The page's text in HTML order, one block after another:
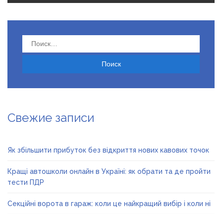
Найти:
Свежие записи
Як збільшити прибуток без відкриття нових кавових точок
Кращі автошколи онлайн в Україні: як обрати та де пройти
тести ПДР
Секційні ворота в гараж: коли це найкращий вибір і коли ні